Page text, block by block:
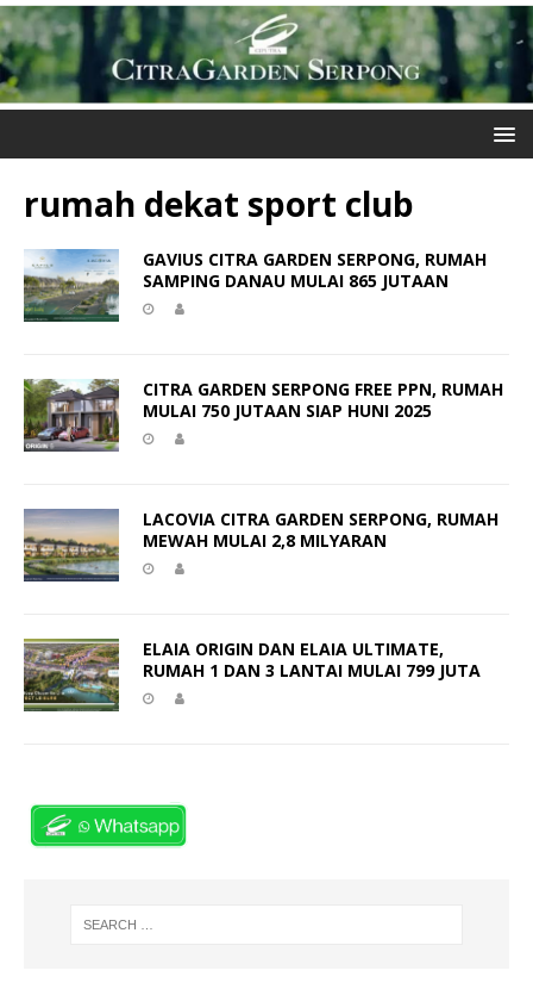
rumah dekat sport club
GAVIUS CITRA GARDEN SERPONG, RUMAH
SAMPING DANAU MULAI 865 JUTAAN
CITRA GARDEN SERPONG FREE PPN, RUMAH
MULAI 750 JUTAAN SIAP HUNI 2025
LACOVIA CITRA GARDEN SERPONG, RUMAH
MEWAH MULAI 2,8 MILYARAN
ELAIA ORIGIN DAN ELAIA ULTIMATE,
RUMAH 1 DAN 3 LANTAI MULAI 799 JUTA